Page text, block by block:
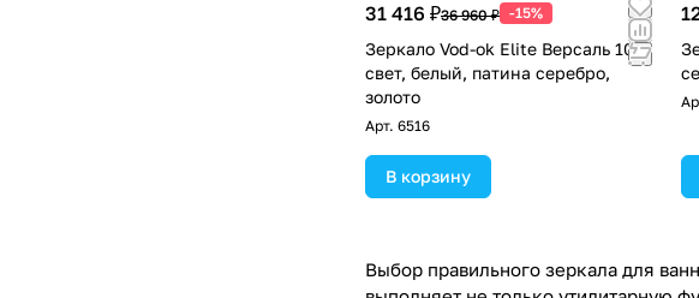
31 416 ₽36 960 ₽ -15%
Зеркало Vod-ok Elite Версаль 105
свет, белый, патина серебро,
золото
Арт. 6516
В корзину
Выбор правильного зеркала для